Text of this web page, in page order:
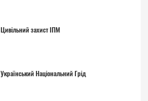
Цивільний захист ІПМ
Український Національний Грід